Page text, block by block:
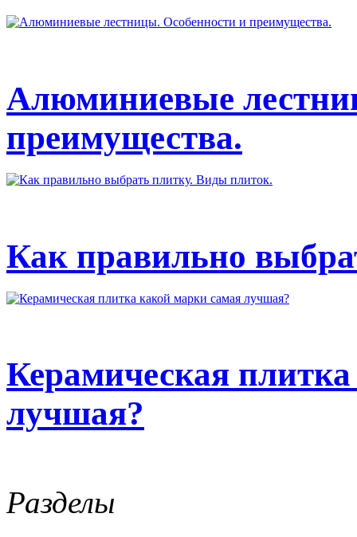
Алюминиевые
преимущества.
Как правильно
Керамическая
лучшая?
Разделы